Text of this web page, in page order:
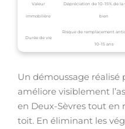
Valeur
immobilière
Dépréciation de 10-15% de la
bien
Durée de vie
Risque de remplacement
10-15 ans
Un démoussage réalisé
améliore visiblement
en Deux-Sèvres tout
toit. En éliminant les